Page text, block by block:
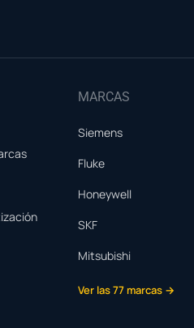
MARCAS
Siemens
Fluke
Honeywell
SKF
Mitsubishi
Ver las 77 marcas →